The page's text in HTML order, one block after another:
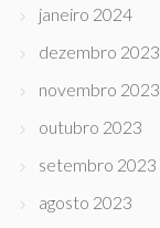
janeiro 2024
dezembro 2023
novembro 2023
outubro 2023
setembro 2023
agosto 2023